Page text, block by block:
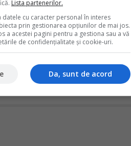
de aur
specifice, care difera in functie de
sau abandon al bunului - dar si in
Prezenta monografie acopera
contabila operatiuni casa de
Lista partenerilor.
cu caracter personal în interes
prin gestionarea opțiunilor de mai jos.
a acestei pagini pentru a gestiona sau a vă
de confidențialitate și cookie-uri.
Da, sunt de acord